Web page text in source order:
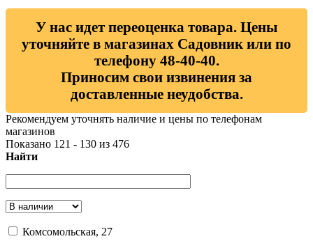
У нас идет переоценка товара. Цены
уточняйте в магазинах Садовник или по
телефону 48-40-40.
Приносим свои извинения за
доставленные неудобства.
Рекомендуем уточнять наличие и цены по телефонам
магазинов
Показано 121 - 130 из 476
Найти
Комсомольская, 27